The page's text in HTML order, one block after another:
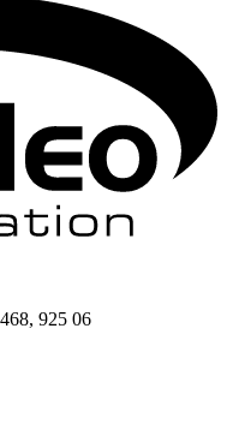
925 06